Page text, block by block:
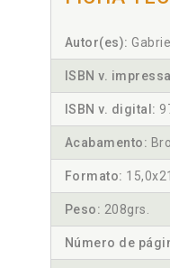
Autor(es):
ISBN v.
ISBN v. digital:
Acabamento:
Formato:
Peso: 208grs.
Número de